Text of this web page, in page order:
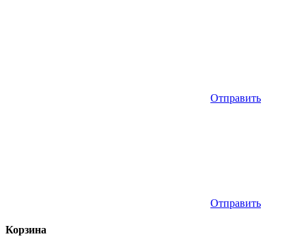
Отправить
Отправить
Корзина